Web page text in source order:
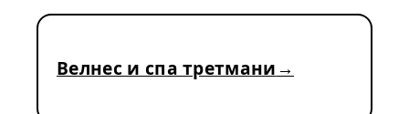
Велнес и спа третмани